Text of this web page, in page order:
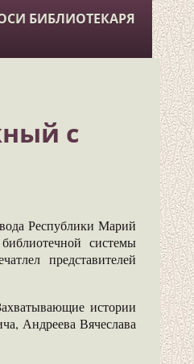
БИБЛИОТЕКАРЯ
с
Республики Марий
системы
представителей
истории
Андреева Вячеслава